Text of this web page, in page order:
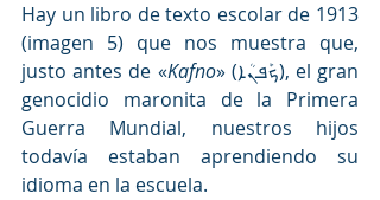
Hay un libro de texto escolar de 1913
(imagen 5) que nos muestra que,
justo antes de «Kafno» (ܟܰܦܢܳܐ), el gran
genocidio maronita de la Primera
Guerra Mundial, nuestros hijos
todavía estaban aprendiendo su
idioma en la escuela.